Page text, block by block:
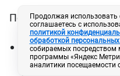
После 12 недель
70 % участников
себя более
Продолжая использовать
соглашаетесь с
политикой
обработкой
собираемых посредством
программы «Яндекс
аналитики посещаемости